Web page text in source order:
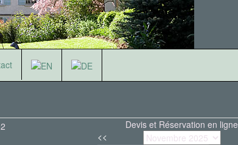
Devis et Réservation en ligne
<<